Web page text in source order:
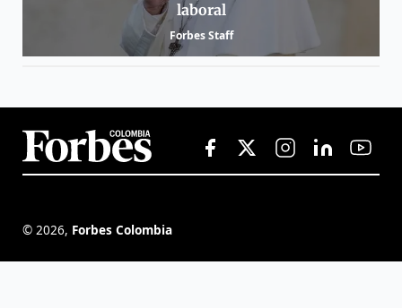
laboral
Forbes Staff
© 2026, Forbes Colombia